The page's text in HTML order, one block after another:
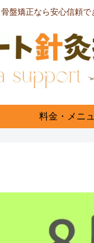
盤矯正なら安心信頼
料金・メニ